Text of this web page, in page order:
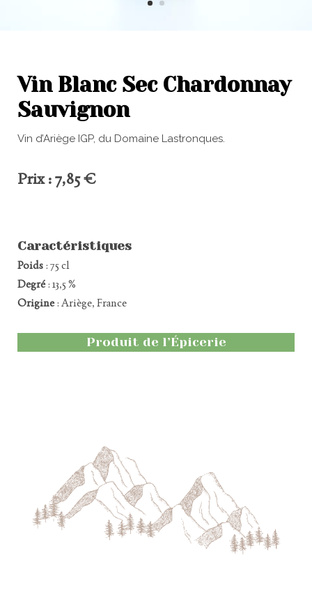
Vin Blanc Sec Chardonnay
Sauvignon
Vin d’Ariège IGP, du Domaine Lastronques.
Prix : 7,85 €
Caractéristiques
Poids : 75 cl
Degré: 13,5 %
Origine: Ariège, France
Produit de l’Épicerie